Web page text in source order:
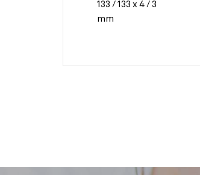
133 / 133 x 4 / 3
mm